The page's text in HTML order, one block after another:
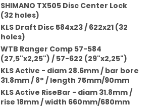
SHIMANO TX505 Disc Center Lock
(32 holes)
KLS Draft Disc 584x23 / 622x21 (32
holes)
WTB Ranger Comp 57-584
(27,5"x2,25") / 57-622 (29"x2,25")
KLS Active - diam 28.6mm / bar bore
31.8mm / 8° / length 75mm/90mm
KLS Active RiseBar - diam 31.8mm /
rise 18mm / width 660mm/680mm